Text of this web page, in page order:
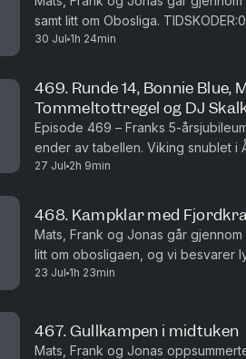
samt litt om Obosliga.
LSK0:18:00. FFK -
30 Jul 1h 24min
469. Runde 14, Bonnie Blue,
Tommeltottregel og DJ
Episode 469 – Franks 5-
ender av tabellen. Viking snublet i
poeng i bunnstriden, og
27 Jul 2h 9min
468. Kampklar med
Mats, Frank og Jonas går
litt om obosligaen, og vi besvarer
Start0:09:00. Brann - VIF0:17:00.
23 Jul 1h 23min
467. Gullkampen i midtuken
Mats, Frank og Jonas